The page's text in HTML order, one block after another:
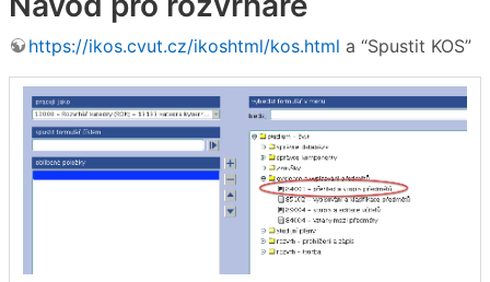
https://ikos.cvut.cz/ikoshtml/kos.html a “Spustit KOS”